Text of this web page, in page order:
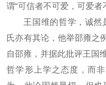
谓“可信者不可爱，可爱者
王国维的哲学，诚然
氏亦有其论，他举邵雍之
自邵雍，并据此批评王国
哲学形上学之态度，而